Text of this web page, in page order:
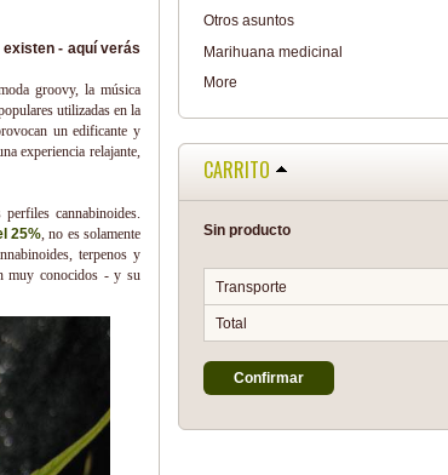
- aquí verás
groovy, la música
utilizadas en la
un edificante y
experiencia relajante,
cannabinoides.
25%, no es solamente
terpenos y
muy conocidos - y su
Otros asuntos
Marihuana medicinal
More
CARRITO
Sin producto
Transporte
Total
Confirmar